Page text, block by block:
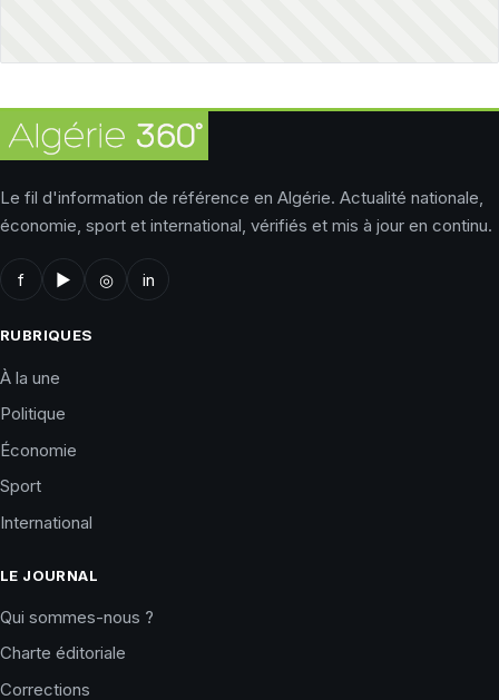
Le fil d'information de référence en Algérie. Actualité nationale,
économie, sport et international, vérifiés et mis à jour en continu.
f ▶ ◎ in
RUBRIQUES
À la une
Politique
Économie
Sport
International
LE JOURNAL
Qui sommes-nous ?
Charte éditoriale
Corrections